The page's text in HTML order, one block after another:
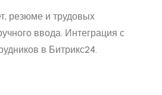
резюме и трудовых
ввода. Интеграция с
в Битрикс24.